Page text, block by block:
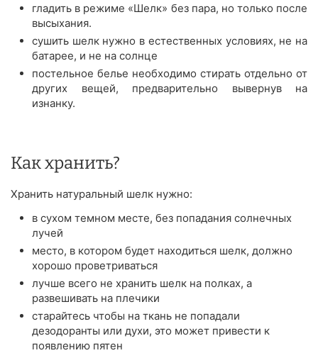
гладить в режиме «Шелк» без пара, но только после
высыхания.
сушить шелк нужно в естественных условиях, не на
батарее, и не на солнце
постельное белье необходимо стирать отдельно от
других вещей, предварительно вывернув на
изнанку.
Как хранить?
Хранить натуральный шелк нужно:
в сухом темном месте, без попадания солнечных
лучей
место, в котором будет находиться шелк, должно
хорошо проветриваться
лучше всего не хранить шелк на полках, а
развешивать на плечики
старайтесь чтобы на ткань не попадали
дезодоранты или духи, это может привести к
появлению пятен